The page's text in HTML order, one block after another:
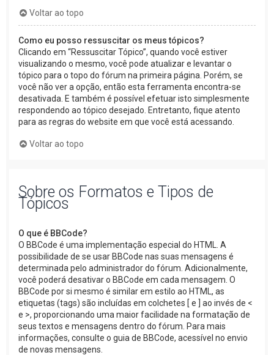
Voltar ao topo
Como eu posso ressuscitar os meus tópicos?
Clicando em “Ressuscitar Tópico”, quando você estiver
visualizando o mesmo, você pode atualizar e levantar o
tópico para o topo do fórum na primeira página. Porém, se
você não ver a opção, então esta ferramenta encontra-se
desativada. E também é possível efetuar isto simplesmente
respondendo ao tópico desejado. Entretanto, fique atento
para as regras do website em que você está acessando.
Voltar ao topo
Sobre os Formatos e Tipos de
Tópicos
O que é BBCode?
O BBCode é uma implementação especial do HTML. A
possibilidade de se usar BBCode nas suas mensagens é
determinada pelo administrador do fórum. Adicionalmente,
você poderá desativar o BBCode em cada mensagem. O
BBCode por si mesmo é similar em estilo ao HTML, as
etiquetas (tags) são incluídas em colchetes [ e ] ao invés de <
e >, proporcionando uma maior facilidade na formatação de
seus textos e mensagens dentro do fórum. Para mais
informações, consulte o guia de BBCode, acessível no envio
de novas mensagens.